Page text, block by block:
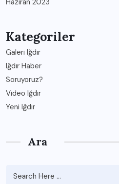
Haziran 2023
Kategoriler
Galeri Iğdır
Iğdır Haber
Soruyoruz?
Video Iğdır
Yeni Iğdır
Ara